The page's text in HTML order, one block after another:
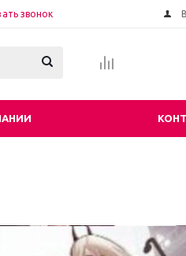
звонок